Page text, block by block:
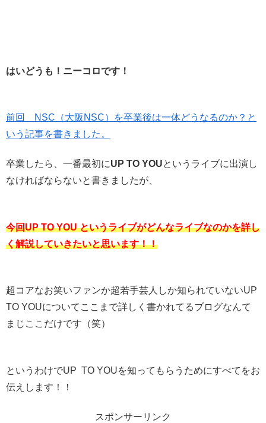
はいどうも！ニーコロです！
前回 NSC（大阪NSC）を卒業後は一体どうなるのか？と
いう記事を書きました。
卒業したら、一番最初にUP TO YOUというライブに出演し
なければならないと書きましたが、
今回UP TO YOU というライブがどんなライブなのかを詳し
く解説していきたいと思います！！
超コアなお笑いファンか超若手芸人しか知られていないUP
TO YOUについてここまで詳しく書かれてるブログなんて
まじここだけです（笑）
というわけでUP TO YOUを知ってもらうためにすべてをお
伝えします！！
スポンサーリンク